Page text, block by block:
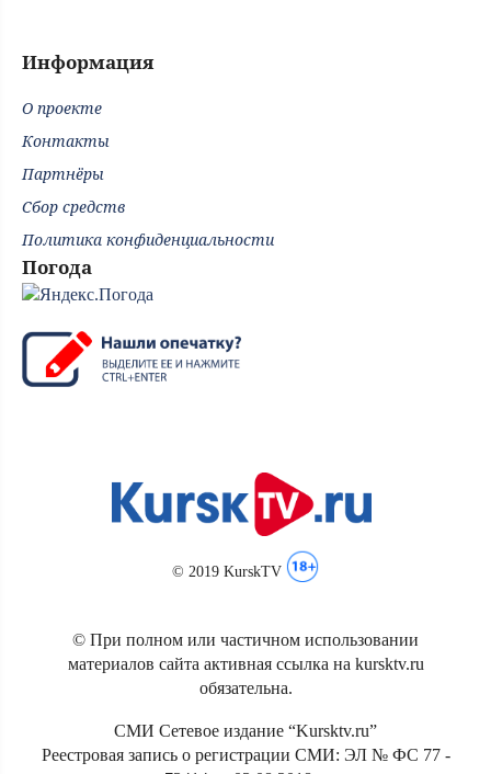
Информация
О проекте
Контакты
Партнёры
Сбор средств
Политика конфиденциальности
Погода
© 2019 KurskTV
© При полном или частичном использовании
материалов сайта активная ссылка на kursktv.ru
обязательна.
СМИ Сетевое издание “Kursktv.ru”
Реестровая запись о регистрации СМИ: ЭЛ № ФС 77 -